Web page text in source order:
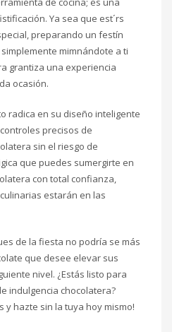
Ya sea que est´rs
preparando un festín
mimnándote a ti
grantiza una experiencia
ocasión.
radica en su diseño inteligente
precisos de
sin el riesgo de
que puedes sumergirte en
con total confianza,
estarán en las
de la fiesta no podría se más
que desee elevar sus
nivel. ¿Estás listo para
indulgencia chocolatera?
y hazte sin la tuya hoy mismo!